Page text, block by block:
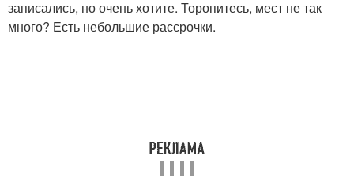
записались, но очень хотите. Торопитесь, мест не так
много? Есть небольшие рассрочки.